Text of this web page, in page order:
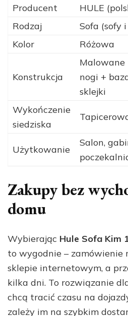
Producent
HULE
Rodzaj
Sofa (sofy
Kolor
Różowa
Konstrukcja
Malowane
nogi +
sklejki
Wykończenie
siedziska
Użytkowanie
Salon,
Zakupy bez
domu
Wybierając Hule Sofa Kim
to wygodnie – zamówienie
sklepie internetowym, a
kilka dni. To rozwiązanie
chcą tracić czasu na
zależy im na szybkim